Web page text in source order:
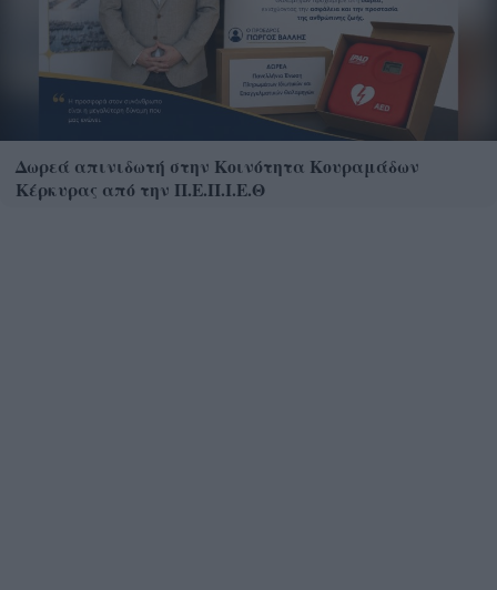
Δωρεά απινιδωτή στην Κοινότητα Κουραμάδων
Κέρκυρας από την Π.Ε.Π.Ι.Ε.Θ